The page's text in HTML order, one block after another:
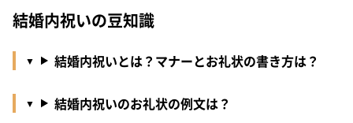
結婚内祝いの豆知識
結婚内祝いとは？マナーとお礼状の書き方は？
結婚内祝いのお礼状の例文は？